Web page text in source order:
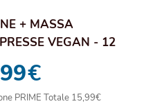
+ MASSA
VEGAN - 12
€
PRIME Totale 15,99€